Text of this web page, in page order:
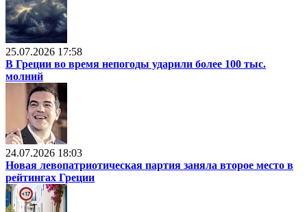
25.07.2026 17:58
В Греции во время непогоды ударили более 100 тыс.
молний
24.07.2026 18:03
Новая левопатриотическая партия заняла второе место в
рейтингах Греции